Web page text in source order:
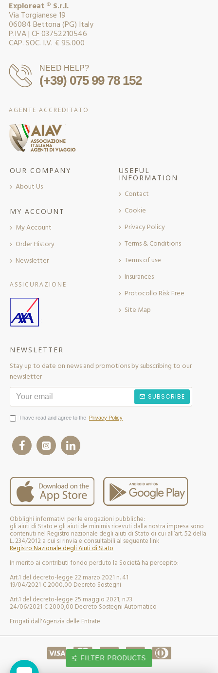
Exploreat ® S.r.l.
Via Torgianese 19
06084 Bettona (PG) Italy
P.IVA | CF 03752210546
CAP. SOC. I.V. € 95.000
NEED HELP?
(+39) 075 99 78 152
AGENTE ACCREDITATO
OUR COMPANY
About Us
MY ACCOUNT
My Account
Order History
Newsletter
ASSICURAZIONE
USEFUL
INFORMATION
Contact
Cookie
Privacy Policy
Terms & Conditions
Terms of use
Insurances
Protocollo Risk Free
Site Map
NEWSLETTER
Stay up to date on news and promotions by subscribing to our
newsletter
SUBSCRIBE
I have read and agree to the Privacy Policy
Obblighi informativi per le erogazioni pubbliche:
gli aiuti di Stato e gli aiuti de minimis ricevuti dalla nostra impresa sono
contenuti nel Registro nazionale degli aiuti di Stato di cui all’art. 52 della
L. 234/2012 a cui si rinvia e consultabili al seguente link
Registro Nazionale degli Aiuti di Stato
In merito ai contributi fondo perduto la Società ha percepito:
Art.1 del decreto-legge 22 marzo 2021 n. 41
19/04/2021 € 2000,00 Decreto Sostegni
Art.1 del decreto-legge 25 maggio 2021, n.73
24/06/2021 € 2000,00 Decreto Sostegni Automatico
Erogati dall'Agenzia delle Entrate
FILTER PRODUCTS